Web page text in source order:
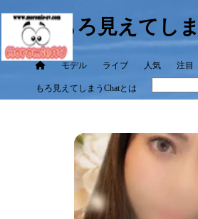
もろ見えてし
モデル ライブ 人気 注目
もろ見えてしまうChatとは